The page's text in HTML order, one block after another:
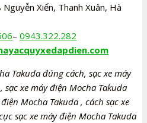
Xiển, Thanh Xuân, Hà
– 0943.322.282
Takuda đúng cách, sạc xe máy
xe máy điện Mocha Takuda
Mocha Takuda , cách sạc xe
sạc xe máy điện Mocha Takuda